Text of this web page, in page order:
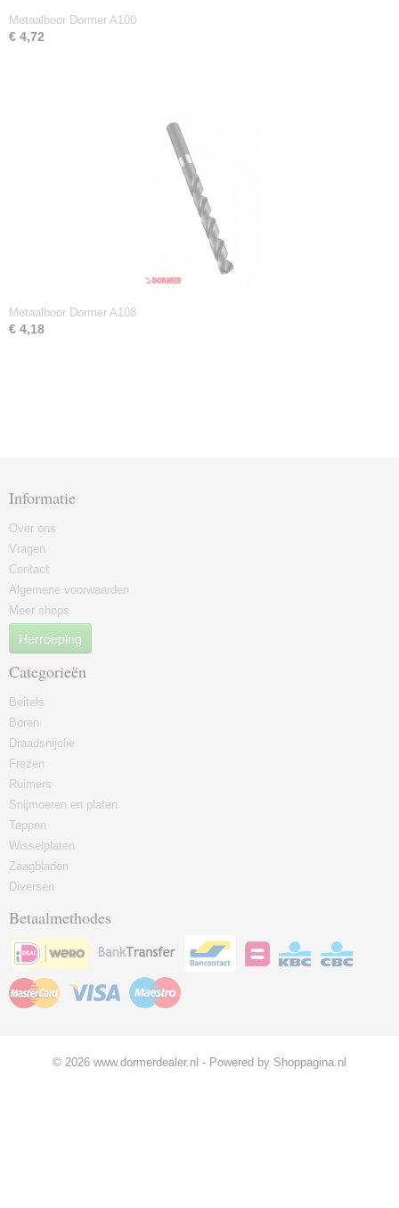
Metaalboor Dormer A100
€ 4,72
Metaalboor Dormer A108
€ 4,18
Informatie
Over ons
Vragen
Contact
Algemene voorwaarden
Meer shops
Herroeping
Categorieën
Beitels
Boren
Draadsnijolie
Frezen
Ruimers
Snijmoeren en platen
Tappen
Wisselplaten
Zaagbladen
Diversen
Betaalmethodes
© 2026 www.dormerdealer.nl - Powered by Shoppagina.nl